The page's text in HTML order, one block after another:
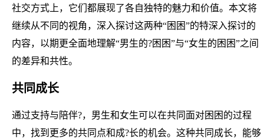
社交方式上，它们都展现了各自独特的魅力和价值。本文将
继续从不同的视角，深入探讨这两种“困困”的特深入探讨的
内容，以期更全面地理解“男生的?困困”与“女生的困困”之间
的差异和共性。
共同成长
通过支持与陪伴?，男生和女生可以在共同面对困困的过程
中，找到更多的共同点和成?长的机会。这种共同成长，能够